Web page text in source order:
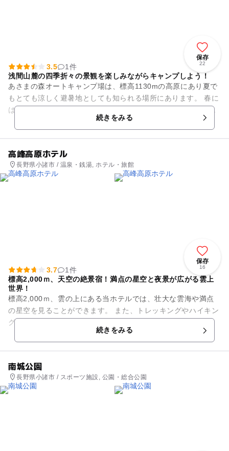
保存
22
3.5
1件
浅間山麓の四季折々の景観を楽しみながらキャンプしよう！
あさまの森オートキャンプ場は、標高1130mの高原にあり夏で
もとても涼しく避暑地としても知られる場所にあります。 春に
は桜の花、夏には高原の涼しい空気、秋には紅葉、冬には満天
続きをみる
高峰高原ホテル
長野県小諸市 / 温泉・銭湯, ホテル・旅館
保存
16
3.7
1件
標高2,000ｍ、天空の絶景宿！満点の星空と夜景が広がる雲上
世界！
標高2,000ｍ、雲の上にある当ホテルでは、壮大な雲海や満点
の星空を見ることができます。 また、トレッキングやハイキン
グ、星空ツアーなど高峰高原の大自然を満喫できます。
続きをみる
南城公園
長野県小諸市 / スポーツ施設, 公園・総合公園